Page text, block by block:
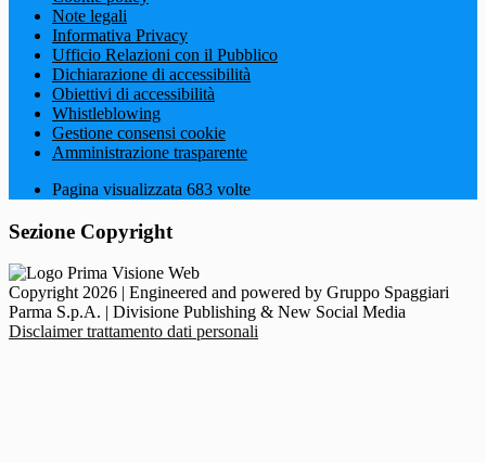
Note legali
Informativa Privacy
Ufficio Relazioni con il Pubblico
Dichiarazione di accessibilità
Obiettivi di accessibilità
Whistleblowing
Gestione consensi cookie
Amministrazione trasparente
Pagina visualizzata 683 volte
Sezione Copyright
Copyright 2026 | Engineered and powered by Gruppo Spaggiari
Parma S.p.A. | Divisione Publishing & New Social Media
Disclaimer trattamento dati personali